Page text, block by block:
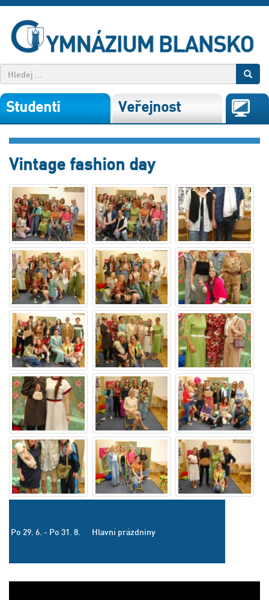
Studenti Veřejnost
Vintage fashion day
Po 29. 6. - Po 31. 8. Hlavní prázdniny